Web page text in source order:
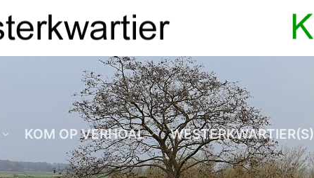
KOM OP VERHOAL WESTERKWARTIER(S)